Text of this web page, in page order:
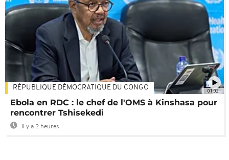
01:02
RÉPUBLIQUE DÉMOCRATIQUE DU CONGO
Ebola en RDC : le chef de l'OMS à Kinshasa pour
rencontrer Tshisekedi
Il y a 2 heures